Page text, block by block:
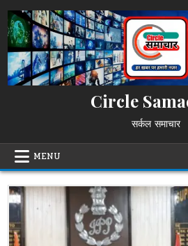
to
content
Circle
सर्कल समाचार
MENU